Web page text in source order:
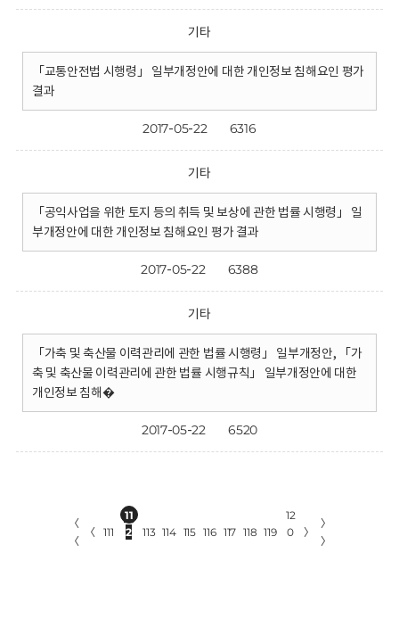
기타
「교통안전법 시행령」 일부개정안에 대한 개인정보 침해요인 평가
결과
2017-05-22 6316
기타
「공익사업을 위한 토지 등의 취득 및 보상에 관한 법률 시행령」 일
부개정안에 대한 개인정보 침해요인 평가 결과
2017-05-22 6388
기타
「가축 및 축산물 이력관리에 관한 법률 시행령」 일부개정안, 「가
축 및 축산물 이력관리에 관한 법률 시행규칙」 일부개정안에 대한
개인정보 침해�
2017-05-22 6520
〈
〈
〈 111
11
2
113 114 115 116 117 118 119
12
0
〉
〉
〉